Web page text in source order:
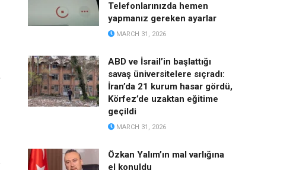
Telefonlarınızda hemen
yapmanız gereken ayarlar
MARCH 31, 2026
ABD ve İsrail’in başlattığı
savaş üniversitelere sıçradı:
İran’da 21 kurum hasar gördü,
Körfez’de uzaktan eğitime
geçildi
MARCH 31, 2026
Özkan Yalım’ın mal varlığına
el konuldu